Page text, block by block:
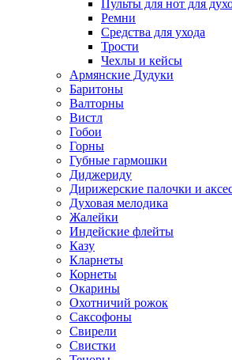
Пульты для нот для
Ремни
Средства для ухода
Трости
Чехлы и кейсы
Армянские Дудуки
Баритоны
Валторны
Вистл
Гобои
Горны
Губные гармошки
Диджериду
Дирижерские палочки и
Духовая мелодика
Жалейки
Индейские флейты
Казу
Кларнеты
Корнеты
Окарины
Охотничий рожок
Саксофоны
Свирели
Свистки